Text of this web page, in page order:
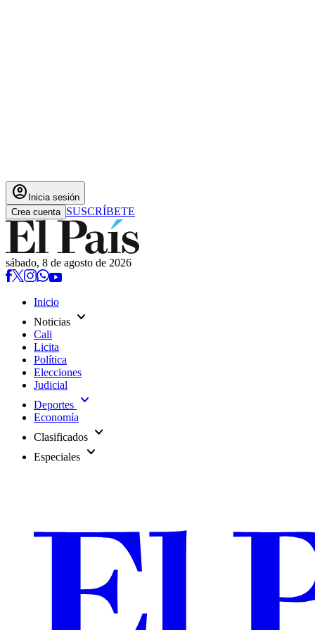
account_circle Inicia sesión
Crea cuenta SUSCRÍBETE
sábado, 8 de agosto de 2026
Inicio
Noticias expand_more
Cali
Licita
Política
Elecciones
Judicial
Deportes expand_more
Economía
Clasificados expand_more
Especiales expand_more